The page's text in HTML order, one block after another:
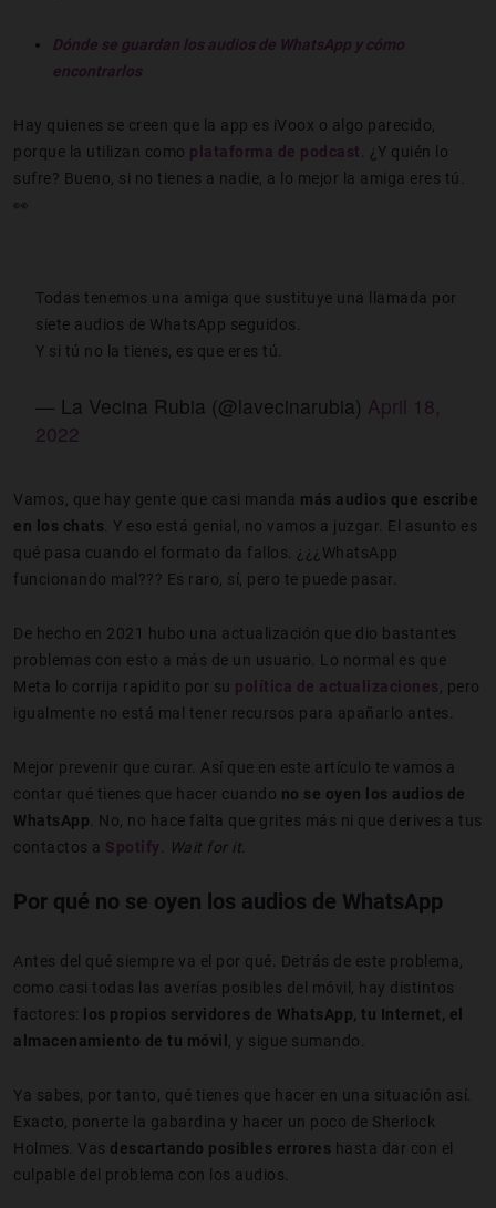
Dónde se guardan los audios de WhatsApp y cómo
encontrarlos
Hay quienes se creen que la app es iVoox o algo parecido,
porque la utilizan como plataforma de podcast . ¿Y quién lo
sufre? Bueno, si no tienes a nadie, a lo mejor la amiga eres tú.
👀
Todas tenemos una amiga que sustituye una llamada por
siete audios de WhatsApp seguidos.
Y si tú no la tienes, es que eres tú.
— La Vecina Rubia (@lavecinarubia) April 18,
2022
Vamos, que hay gente que casi manda más audios que escribe
en los chats . Y eso está genial, no vamos a juzgar. El asunto es
qué pasa cuando el formato da fallos. ¿¿¿WhatsApp
funcionando mal??? Es raro, sí, pero te puede pasar.
De hecho en 2021 hubo una actualización que dio bastantes
problemas con esto a más de un usuario. Lo normal es que
Meta lo corrija rapidito por su política de actualizaciones , pero
igualmente no está mal tener recursos para apañarlo antes.
Mejor prevenir que curar. Así que en este artículo te vamos a
contar qué tienes que hacer cuando no se oyen los audios de
WhatsApp . No, no hace falta que grites más ni que derives a tus
contactos a Spotify Wait for it
Por qué no se oyen los audios de WhatsApp
Antes del qué siempre va el por qué. Detrás de este problema,
como casi todas las averías posibles del móvil, hay distintos
factores:
los propios servidores de WhatsApp, tu Internet, el
almacenamiento de tu móvil
, y sigue sumando.
Ya sabes, por tanto, qué tienes que hacer en una situación así.
Exacto, ponerte la gabardina y hacer un poco de Sherlock
Holmes. Vas descartando posibles errores hasta dar con el
culpable del problema con los audios.